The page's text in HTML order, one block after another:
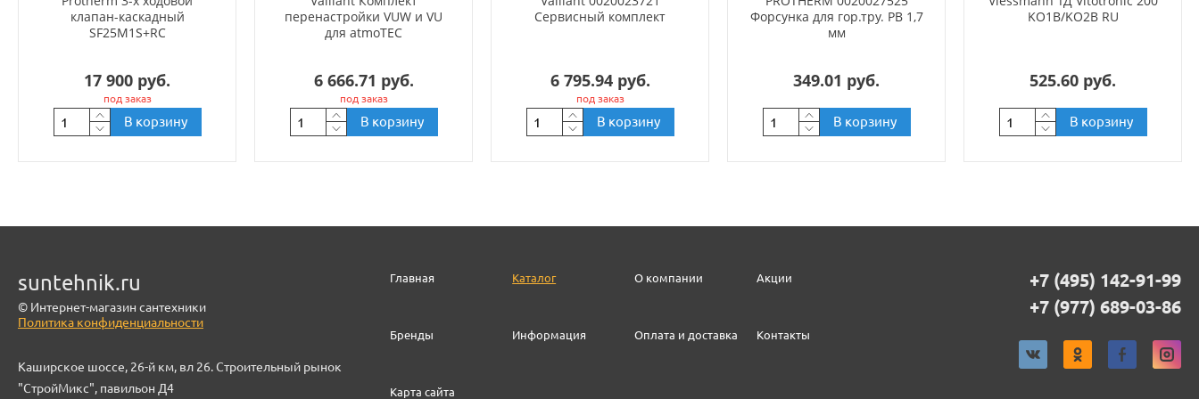
клапан-каскадный
SF25M1S+RC
17 900 руб.
под заказ
В корзину
перенастройки VUW и VU
для atmoTEC
6 666.71 руб.
под заказ
В корзину
Сервисный комплект
6 795.94 руб.
под заказ
В корзину
Форсунка для гор.тру. РВ 1,7
мм
349.01 руб.
В корзину
KO1B/KO2B RU
525.60 руб.
В корзину
suntehnik.ru
© Интернет-магазин сантехники
Политика конфиденциальности
Каширское шоссе, 26-й км, вл 26. Строительный рынок
"СтройМикс", павильон Д4
Главная Каталог О компании Акции
Бренды Информация Оплата и доставка Контакты
Карта сайта
+7 (495) 142-91-99
+7 (977) 689-03-86